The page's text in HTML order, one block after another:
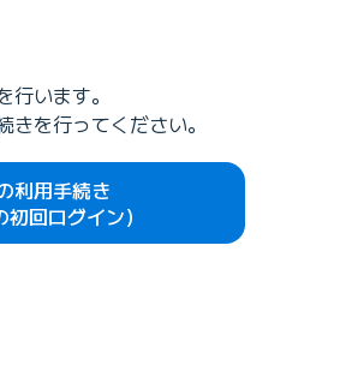
います。
を行ってください。
利用手続き
初回ログイン）